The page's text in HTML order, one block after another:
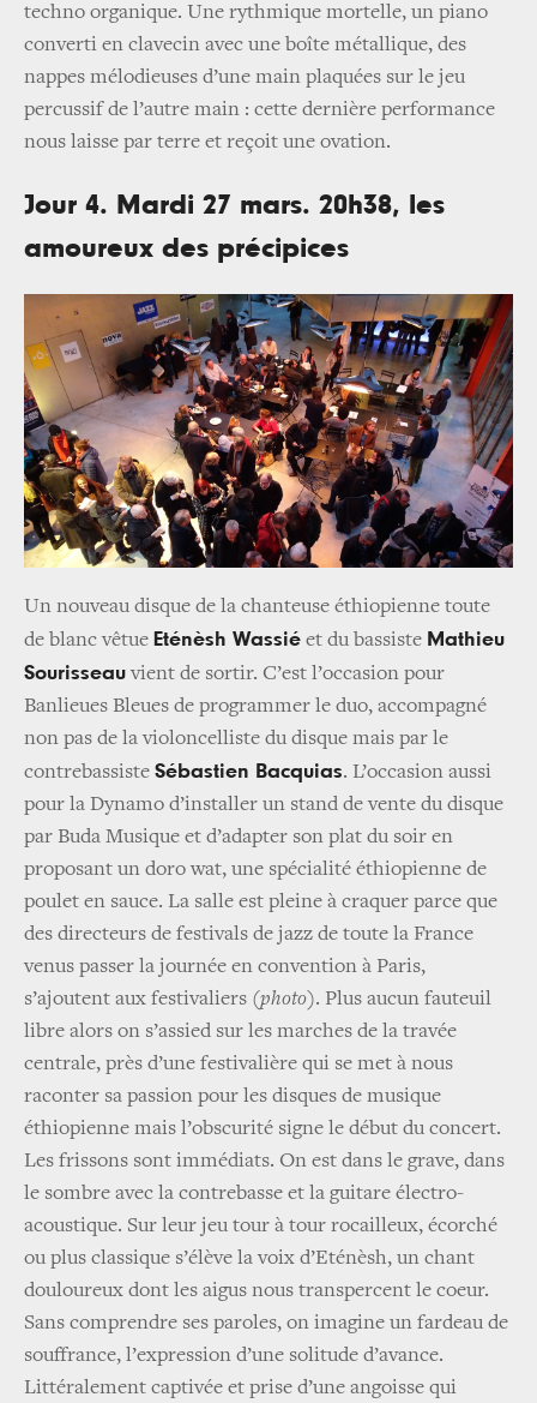
techno organique. Une rythmique mortelle, un piano
converti en clavecin avec une boîte métallique, des
nappes mélodieuses d’une main plaquées sur le jeu
percussif de l’autre main : cette dernière performance
nous laisse par terre et reçoit une ovation.
Jour 4. Mardi 27 mars. 20h38, les
amoureux des précipices
Un nouveau disque de la chanteuse éthiopienne toute
de blanc vêtue Eténèsh Wassié et du bassiste Mathieu
Sourisseauvient de sortir. C’est l’occasion pour
Banlieues Bleues de programmer le duo, accompagné
non pas de la violoncelliste du disque mais par le
contrebassiste Sébastien Bacquias. L’occasion aussi
pour la Dynamo d’installer un stand de vente du disque
par Buda Musique et d’adapter son plat du soir en
proposant un doro wat, une spécialité éthiopienne de
poulet en sauce. La salle est pleine à craquer parce que
des directeurs de festivals de jazz de toute la France
venus passer la journée en convention à Paris,
s’ajoutent aux festivaliers (photo). Plus aucun fauteuil
libre alors on s’assied sur les marches de la travée
centrale, près d’une festivalière qui se met à nous
raconter sa passion pour les disques de musique
éthiopienne mais l’obscurité signe le début du concert.
Les frissons sont immédiats. On est dans le grave, dans
le sombre avec la contrebasse et la guitare électro-
acoustique. Sur leur jeu tour à tour rocailleux, écorché
ou plus classique s’élève la voix d’Eténèsh, un chant
douloureux dont les aigus nous transpercent le coeur.
Sans comprendre ses paroles, on imagine un fardeau de
souffrance, l’expression d’une solitude d’avance.
Littéralement captivée et prise d’une angoisse qui